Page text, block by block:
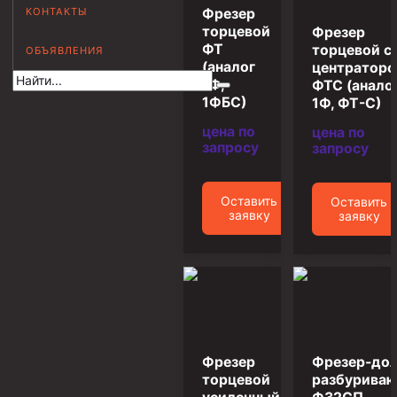
КОНТАКТЫ
ОБЪЯВЛЕНИЯ
Муфта НКВ 60
Муфта НКТ 60
Фрезер
торцевой
ФТ
(аналог
1Ф,
1ФБС)
цена по
запросу
Оставить
заявку
Фрезер
торцевой с
ФТС
1Ф, ФТ-С)
цена по
запросу
Оставить
заявку
Фрезер
торцевой
Фрезер-